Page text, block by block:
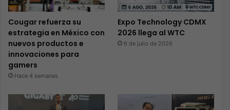
Cougar refuerza su
estrategia en México con
nuevos productos e
innovaciones para
gamers
Hace 4 semanas
Expo Technology CDMX
2026 llega al WTC
6 de julio de 2026